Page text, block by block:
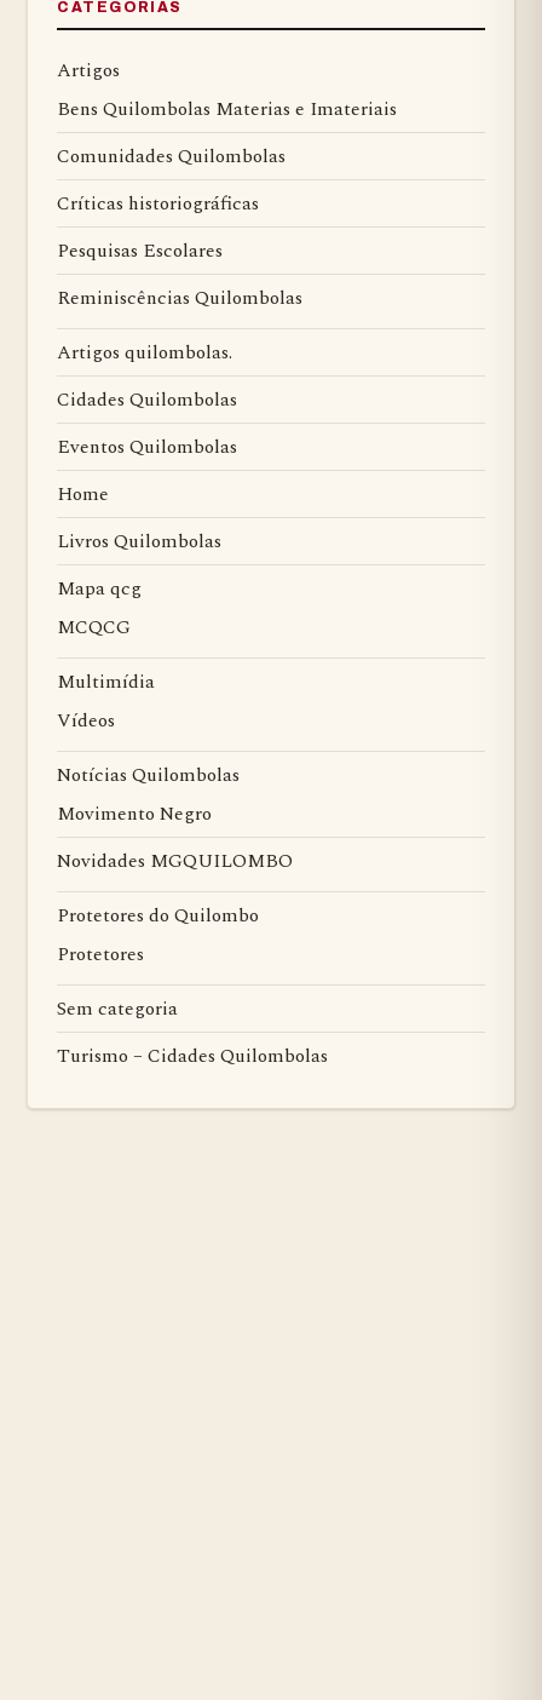
CATEGORIAS
Artigos
Bens Quilombolas Materias e Imateriais
Comunidades Quilombolas
Críticas historiográficas
Pesquisas Escolares
Reminiscências Quilombolas
Artigos quilombolas.
Cidades Quilombolas
Eventos Quilombolas
Home
Livros Quilombolas
Mapa qcg
MCQCG
Multimídia
Vídeos
Notícias Quilombolas
Movimento Negro
Novidades MGQUILOMBO
Protetores do Quilombo
Protetores
Sem categoria
Turismo – Cidades Quilombolas